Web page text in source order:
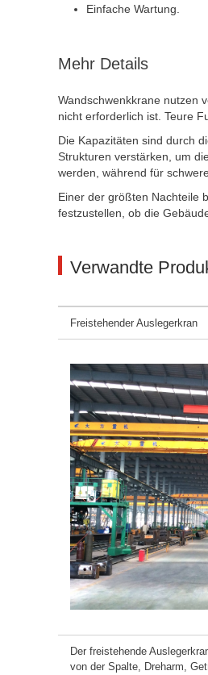
Einfache Wartung.
Mehr Details
Wandschwenkkrane nutzen
nicht erforderlich ist. Teure
Die Kapazitäten sind durch
Strukturen verstärken, um
werden, während für
Einer der größten Nachteile
festzustellen, ob die
Verwandte
Freistehender Auslegerkran
Der freistehende
von der Spalte, Dreharm,